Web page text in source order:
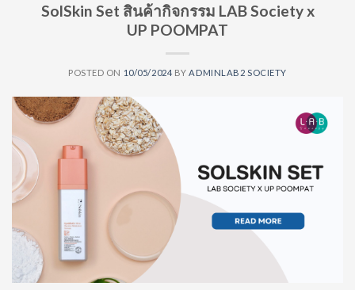
SolSkin Set สินค้ากิจกรรม LAB Society x
UP POOMPAT
POSTED ON 10/05/2024 BYADMINLAB2 SOCIETY